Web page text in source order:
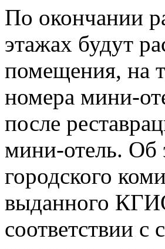
По окончании
этажах будут
помещения, на
номера мини-
после
мини-отель. Об
городского
выданного
соответствии с